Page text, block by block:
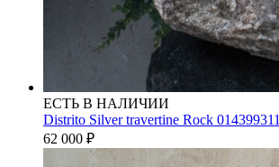
ЕСТЬ В НАЛИЧИИ
Distrito Silver travertine Rock 014399311
62 000 ₽